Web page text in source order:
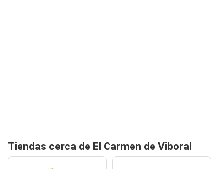
Tiendas cerca de El Carmen de Viboral